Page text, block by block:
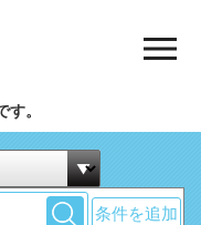
。
条件を追加